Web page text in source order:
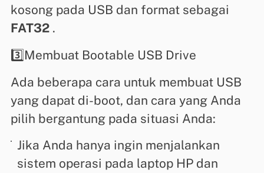
kosong pada USB dan format sebagai
FAT32.
3️⃣Membuat Bootable USB Drive
Ada beberapa cara untuk membuat USB
yang dapat di-boot, dan cara yang Anda
pilih bergantung pada situasi Anda:
Jika Anda hanya ingin menjalankan
sistem operasi pada laptop HP dan